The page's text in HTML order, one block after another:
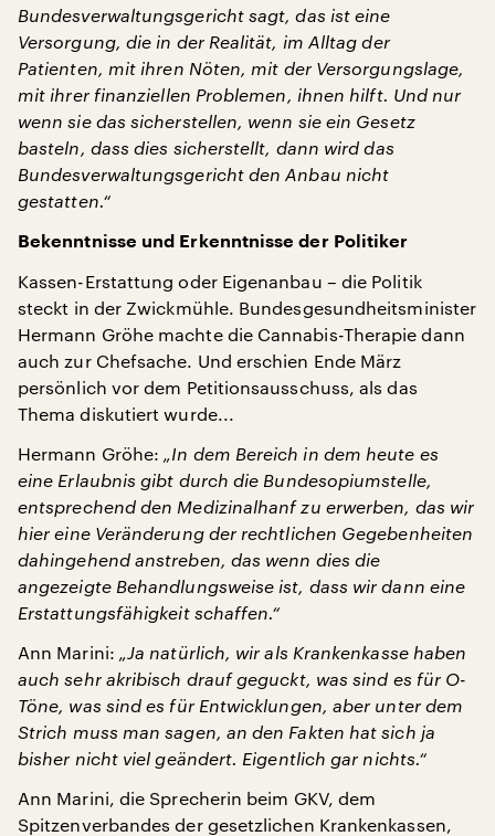
Bundesverwaltungsgericht sagt, das ist eine
Versorgung, die in der Realität, im Alltag der
Patienten, mit ihren Nöten, mit der Versorgungslage,
mit ihrer finanziellen Problemen, ihnen hilft. Und nur
wenn sie das sicherstellen, wenn sie ein Gesetz
basteln, dass dies sicherstellt, dann wird das
Bundesverwaltungsgericht den Anbau nicht
gestatten.“
Bekenntnisse und Erkenntnisse der Politiker
Kassen-Erstattung oder Eigenanbau – die Politik
steckt in der Zwickmühle. Bundesgesundheitsminister
Hermann Gröhe machte die Cannabis-Therapie dann
auch zur Chefsache. Und erschien Ende März
persönlich vor dem Petitionsausschuss, als das
Thema diskutiert wurde...
Hermann Gröhe: „In dem Bereich in dem heute es
eine Erlaubnis gibt durch die Bundesopiumstelle,
entsprechend den Medizinalhanf zu erwerben, das wir
hier eine Veränderung der rechtlichen Gegebenheiten
dahingehend anstreben, das wenn dies die
angezeigte Behandlungsweise ist, dass wir dann eine
Erstattungsfähigkeit schaffen.“
Ann Marini: „Ja natürlich, wir als Krankenkasse haben
auch sehr akribisch drauf geguckt, was sind es für O-
Töne, was sind es für Entwicklungen, aber unter dem
Strich muss man sagen, an den Fakten hat sich ja
bisher nicht viel geändert. Eigentlich gar nichts.“
Ann Marini, die Sprecherin beim GKV, dem
Spitzenverbandes der gesetzlichen Krankenkassen,